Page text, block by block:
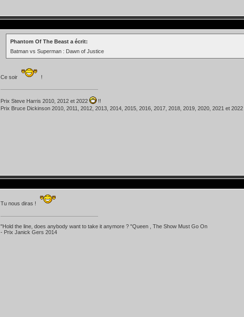
Phantom Of The Beast a écrit:
Batman vs Superman : Dawn of Justice
Ce soir !
Prix Steve Harris 2010, 2012 et 2022
!!
Prix Bruce Dickinson 2010, 2011, 2012, 2013, 2014, 2015, 2016, 2017, 2018, 2019, 2020, 2021 et 2022
Tu nous diras !
"Hold the line, does anybody want to take it anymore ? "Queen , The Show Must Go On
- Prix Janick Gers 2014